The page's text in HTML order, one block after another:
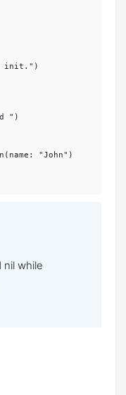
init.")
")
"John")
nil while